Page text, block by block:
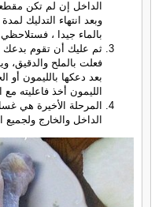
الداخل إن لم تكن
بالماء جيدا ،
ثم عليك أن تقوم بدعك
فعلت بالملح والدقيق،
الليمون أخذ فاعليته مع
المرحلة الأخيرة هي
الداخل والخارج